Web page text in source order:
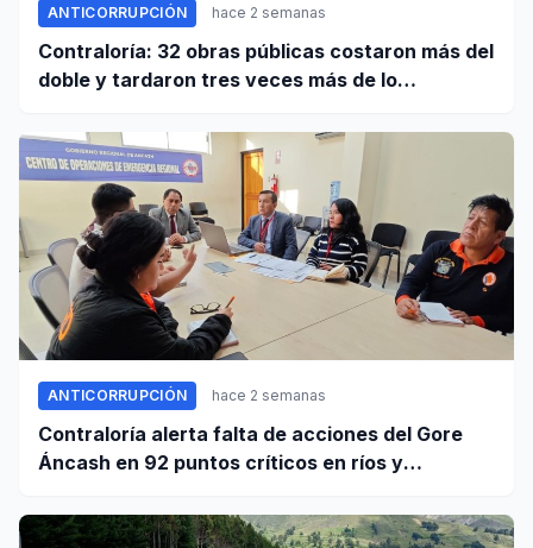
ANTICORRUPCIÓN hace 2 semanas
Contraloría: 32 obras públicas costaron más del
doble y tardaron tres veces más de lo
ANTICORRUPCIÓN hace 2 semanas
Contraloría alerta falta de acciones del Gore
Áncash en 92 puntos críticos en ríos y